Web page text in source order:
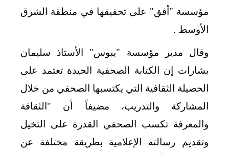
مؤسسة "أفق" على تحقيقها في منطقة الشرق
الأوسط .
وقال مدير مؤسسة "يبوس" الأستاذ سليمان
بشارات إن الكتابة الصحفية الجيدة تعتمد على
الحصيلة الثقافية التي يكتسبها الصحفي من خلال
المشاركة والتدريب، مضيفاً أن "الثقافة
والمعرفة تكسب الصحفي القدرة على التخيل
وتقديم رسالته الإعلامية بطريقة مختلفة عن